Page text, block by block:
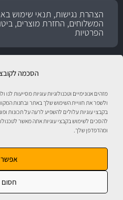
הסכמה
מזהים אנונימיים וטכנולוגיות עוגיות מסייעות לנו
ולשפר את חוויית השימוש שלך באתר ובחנות
בקבצי עוגיות עלולים להשפיע לרעה על תכונות
להסכים לשימוש בקבצי עוגיות אתה מאשר
ומהדפדפן שלך.
אפשר
חסום
הצהרת נגישות, תנאי שימוש
המשלוחים, החזרת מוצרים,
הפרטיות
אוטוסטור - ספורט מוטורי, חלקי חילוף,